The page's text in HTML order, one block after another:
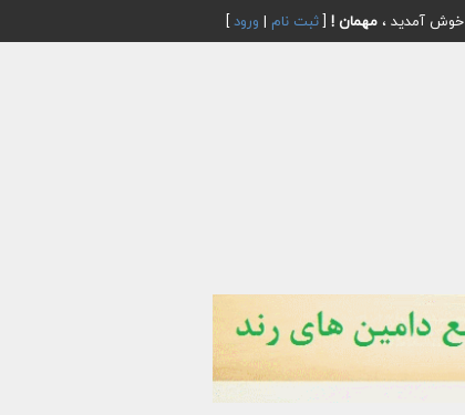
خوش آمدید ، مهمان ! [ثبت نام | ورود]